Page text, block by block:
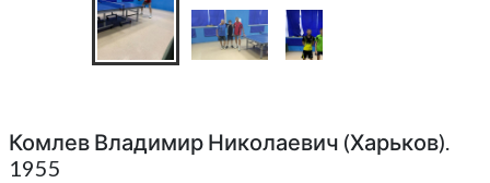
Комлев Владимир Николаевич (Харьков).
1955